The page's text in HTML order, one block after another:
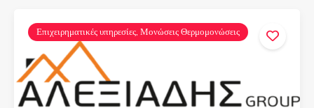
Επιχειρηματικές υπηρεσίες, Μονώσεις Θερμομονώσεις